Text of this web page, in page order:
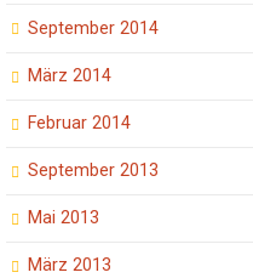
September 2014
März 2014
Februar 2014
September 2013
Mai 2013
März 2013